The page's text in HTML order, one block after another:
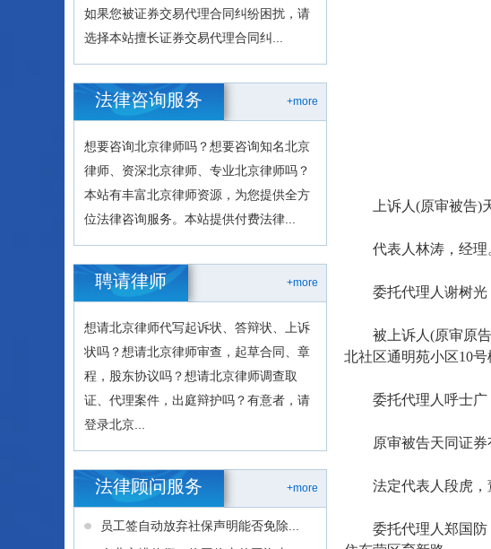
如果您被证券交易代理合同纠纷困扰，请
选择本站擅长证券交易代理合同纠...
+more
法律咨询服务
想要咨询北京律师吗？想要咨询知名北京
律师、资深北京律师、专业北京律师吗？
本站有丰富北京律师资源，为您提供全方
位法律咨询服务。本站提供付费法律...
+more
聘请律师
想请北京律师代写起诉状、答辩状、上诉
状吗？想请北京律师审查，起草合同、章
程，股东协议吗？想请北京律师调查取
证、代理案件，出庭辩护吗？有意者，请
登录北京...
+more
法律顾问服务
员工签自动放弃社保声明能否免除...
上诉人(原审被告)天
代表人林涛，经理
委托代理人谢树光
被上诉人(原审原告)
北社区通明苑小区10号
委托代理人呼士广
原审被告天同证券有
法定代表人段虎，
委托代理人郑国防，